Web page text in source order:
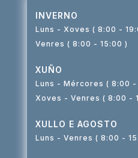
INVERNO
Luns - Xoves ( 8:00 -
Venres ( 8:00 - 15:00 )
XUÑO
Luns - Mércores ( 8:00 -
Xoves - Venres ( 8:00 -
XULLO E AGOSTO
Luns - Venres ( 8:00 -